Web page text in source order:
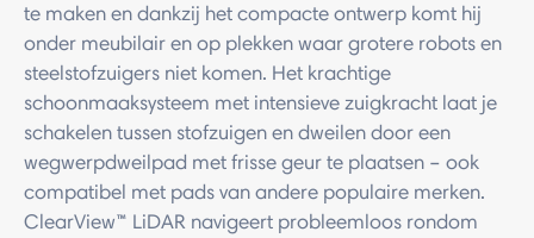
te maken en dankzij het compacte ontwerp komt hij
onder meubilair en op plekken waar grotere robots en
steelstofzuigers niet komen. Het krachtige
schoonmaaksysteem met intensieve zuigkracht laat je
schakelen tussen stofzuigen en dweilen door een
wegwerpdweilpad met frisse geur te plaatsen – ook
compatibel met pads van andere populaire merken.
ClearView™ LiDAR navigeert probleemloos rondom